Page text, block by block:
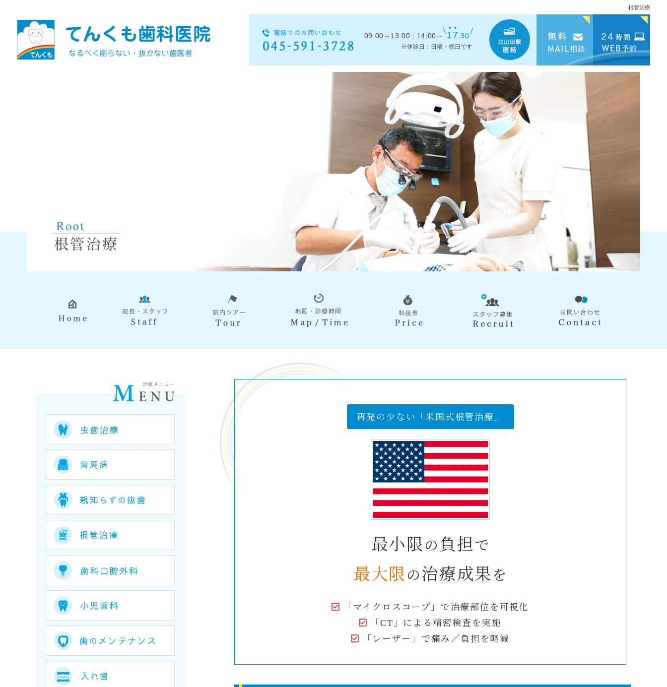
根管治療
09:00～13:00 | 14:00～ 17:30
※休診日：日曜・祝日です
再発の少ない「米国式根管治療」
最小限 の 負担 で
最大限 の治療成果 を
「マイクロスコープ」で治療部位を可視化
「CT」による精密検査を実施
「レーザー」で痛み／負担を軽減